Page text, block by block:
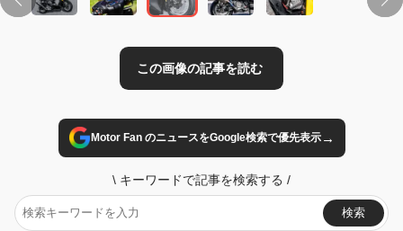
Motor Fan のニュースをGoogle検索で優先表示→
\ キーワードで記事を検索する /
検索